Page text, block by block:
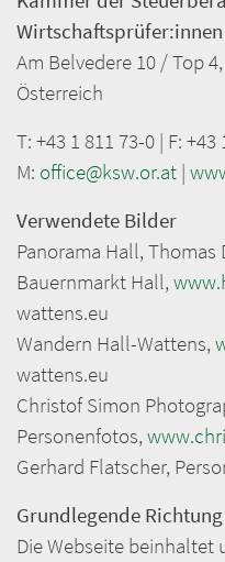
Wirtschaftsprüfer:innen
Am Belvedere 10 / Top
Österreich
T: +43 1 811 73-0 | F: +43
M: office@ksw.or.at |
Verwendete Bilder
Panorama Hall, Thomas
Bauernmarkt Hall,
wattens.eu
Wandern Hall-Wattens,
wattens.eu
Christof Simon
Personenfotos,
Gerhard Flatscher,
Grundlegende Richtung
Die Webseite beinhaltet